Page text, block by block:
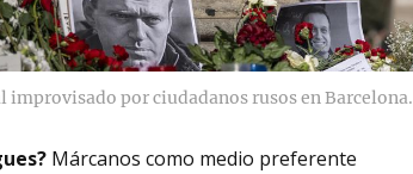
improvisado por ciudadanos rusos en Barcelona.
Márcanos como medio preferente